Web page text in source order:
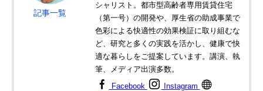
記事一覧
シャリスト。都市型高齢者専用賃貸住宅
（第一号）の開発や、厚生省の助成事業で
色彩による快適性の効果検証に取り組むな
ど、研究と多くの実践を活かし、健康で快
適な暮らしをご提案しています。講演、執
筆、メディア出演多数。
Facebook
Instagram